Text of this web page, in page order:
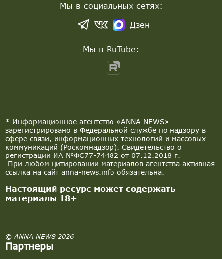
* Информационное агентство «ANNA NEWS»
зарегистрировано в Федеральной службе по надзору в
сфере связи, информационных технологий и массовых
коммуникаций (Роскомнадзор). Свидетельство о
регистрации ИА №ФС77-74482 от 07.12.2018 г.
При любом цитировании материалов агентства активная
ссылка на сайт anna-news.info обязательна.
Настоящий ресурс может содержать
материалы 18+
© ANNA NEWS 2026
Партнеры
Мы в социальных сетях:
Дзен
Мы в RuTube: